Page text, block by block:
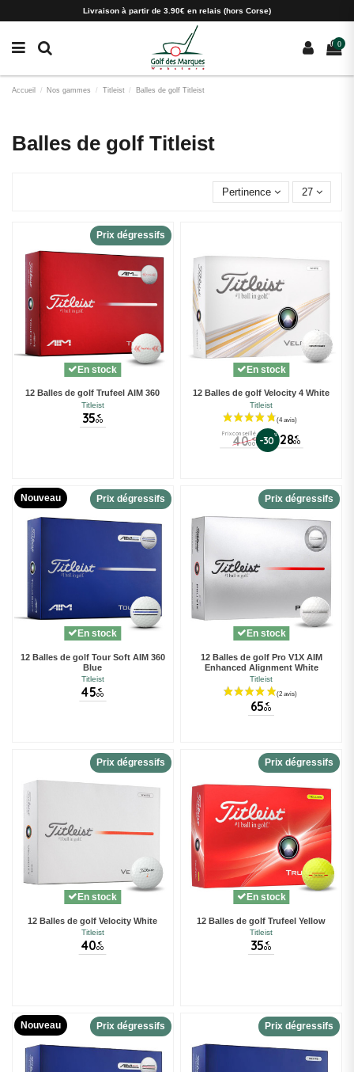
Livraison à partir de 3.90€ en relais (hors Corse)
0
Accueil Nos gammes Titleist Balles de golf Titleist
Balles de golf Titleist
Pertinence 27
Prix dégressifs
En stock
12 Balles de golf Trufeel AIM 360
Titleist
35 €
00
En stock
12 Balles de golf Velocity 4 White
Titleist
Prix conseillé
40 €
00 -30% 28 €
00
Prix dégressifs
Nouveau
En stock
12 Balles de golf Tour Soft AIM 360
Blue
Titleist
45 €
00
Prix dégressifs
En stock
12 Balles de golf Pro V1X AIM
Enhanced Alignment White
Titleist
65 €
00
Prix dégressifs
En stock
12 Balles de golf Velocity White
Titleist
40 €
00
Prix dégressifs
En stock
12 Balles de golf Trufeel Yellow
Titleist
35 €
00
Prix dégressifs
Nouveau Prix dégressifs
Paramètres des cookies